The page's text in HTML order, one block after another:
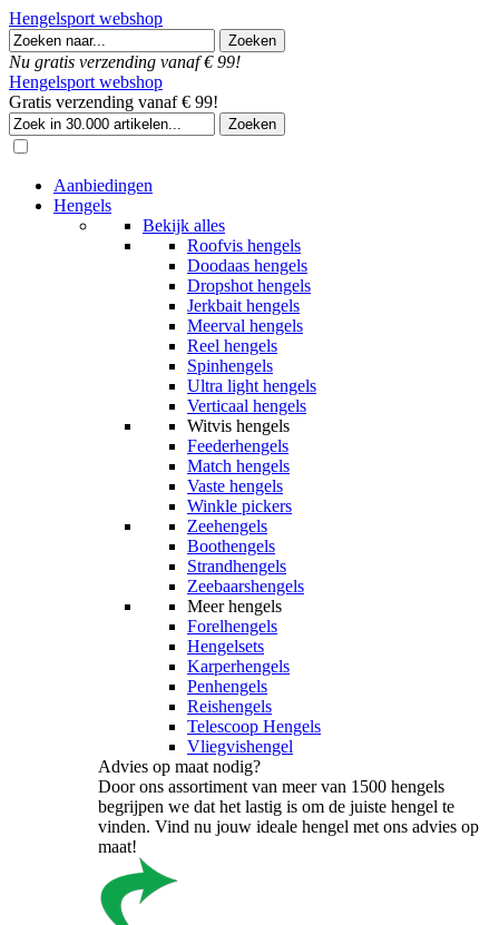
Hengelsport webshop
Nu gratis verzending vanaf € 99!
Hengelsport webshop
Gratis verzending vanaf € 99!
Aanbiedingen
Hengels
Bekijk alles
Roofvis hengels
Doodaas hengels
Dropshot hengels
Jerkbait hengels
Meerval hengels
Reel hengels
Spinhengels
Ultra light hengels
Verticaal hengels
Witvis hengels
Feederhengels
Match hengels
Vaste hengels
Winkle pickers
Zeehengels
Boothengels
Strandhengels
Zeebaarshengels
Meer hengels
Forelhengels
Hengelsets
Karperhengels
Penhengels
Reishengels
Telescoop Hengels
Vliegvishengel
Advies op maat nodig?
Door ons assortiment van meer van 1500 hengels
begrijpen we dat het lastig is om de juiste hengel te
vinden. Vind nu jouw ideale hengel met ons advies op
maat!